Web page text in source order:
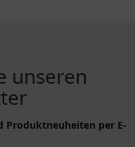
unseren
Produktneuheiten per E-